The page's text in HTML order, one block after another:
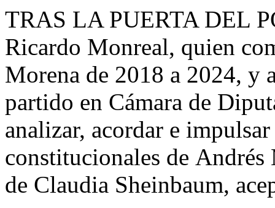
TRAS LA PUERTA DEL
Ricardo Monreal, quien
Morena de 2018 a 2024, y
partido en Cámara de
analizar, acordar e
constitucionales de
de Claudia Sheinbaum,